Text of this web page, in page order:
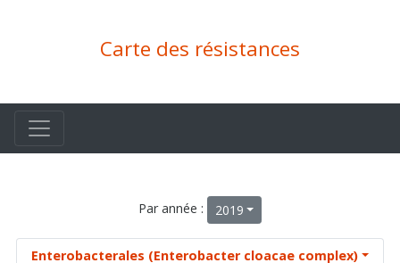
Carte des résistances
Par année : 2019
Enterobacterales (Enterobacter cloacae complex)